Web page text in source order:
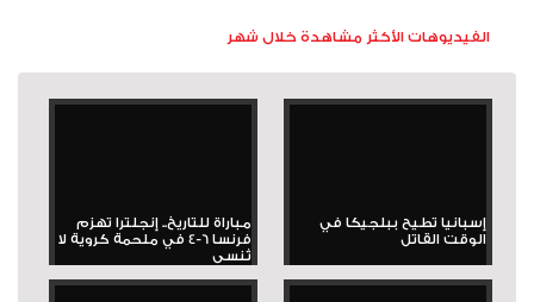
الفيديوهات الأكثر مشاهدة خلال شهر
إسبانيا تطيح ببلجيكا في
الوقت القاتل
مباراة للتاريخ.. إنجلترا تهزم
فرنسا 6-4 في ملحمة كروية لا
تُنسى